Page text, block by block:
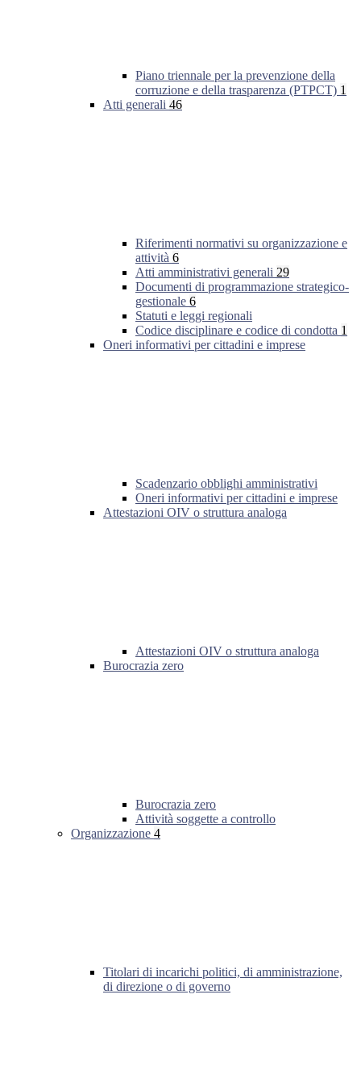
Piano triennale per la prevenzione della
corruzione e della trasparenza (PTPCT) 1
Atti generali 46
Riferimenti normativi su organizzazione e
attività 6
Atti amministrativi generali 29
Documenti di programmazione strategico-
gestionale 6
Statuti e leggi regionali
Codice disciplinare e codice di condotta 1
Oneri informativi per cittadini e imprese
Scadenzario obblighi amministrativi
Oneri informativi per cittadini e imprese
Attestazioni OIV o struttura analoga
Attestazioni OIV o struttura analoga
Burocrazia zero
Burocrazia zero
Attività soggette a controllo
Organizzazione 4
Titolari di incarichi politici, di amministrazione,
di direzione o di governo